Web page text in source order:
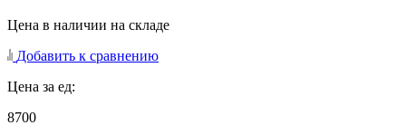
Цена в наличии на складе
Добавить к сравнению
Цена за ед:
8700